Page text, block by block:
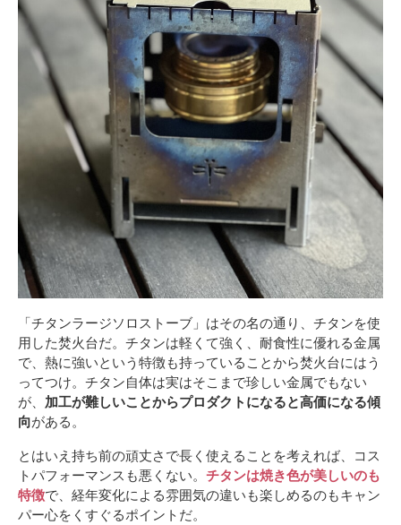
「チタンラージソロストーブ」はその名の通り、チタンを使
用した焚火台だ。チタンは軽くて強く、耐食性に優れる金属
で、熱に強いという特徴も持っていることから焚火台にはう
ってつけ。チタン自体は実はそこまで珍しい金属でもない
が、 加工が難しいことからプロダクトになると高価になる傾
向がある。
とはいえ持ち前の頑丈さで長く使えることを考えれば、コス
トパフォーマンスも悪くない。 チタンは焼き色が美しいのも
特徴で、経年変化による雰囲気の違いも楽しめるのもキャン
パー心をくすぐるポイントだ。